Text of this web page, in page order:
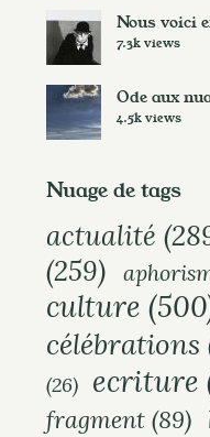
Nous voici
7.3k views
Ode aux
4.5k views
Nuage de tags
actualité
(259)
culture
célébrations
(26)
ecriture
fragment (89)